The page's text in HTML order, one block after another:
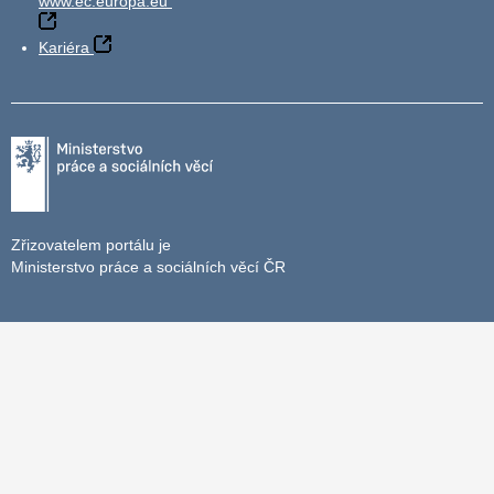
Kariéra
Zřizovatelem portálu je
Ministerstvo práce a sociálních věcí ČR